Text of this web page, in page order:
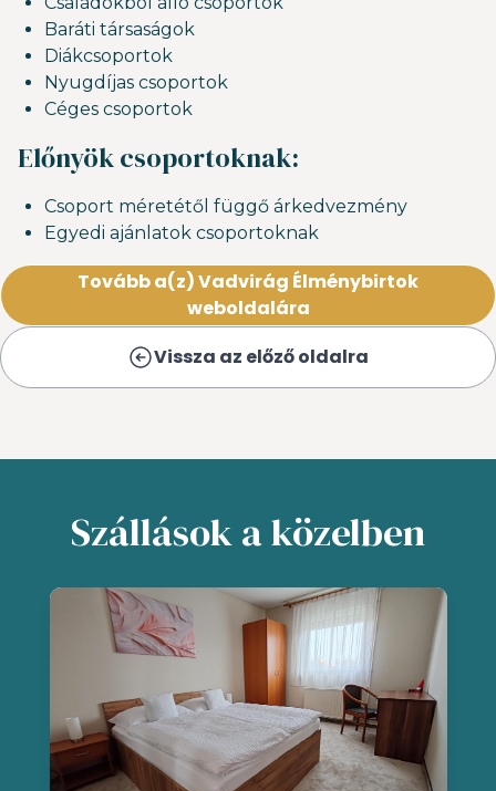
Baráti társaságok
Diákcsoportok
Nyugdíjas csoportok
Céges csoportok
Előnyök csoportoknak:
Csoport méretétől függő árkedvezmény
Egyedi ajánlatok csoportoknak
Tovább a(z) Vadvirág Élménybirtok
weboldalára
Vissza az előző oldalra
Szállások a közelben